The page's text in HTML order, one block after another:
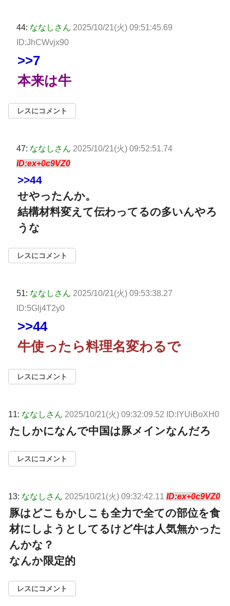
44: ななしさん 2025/10/21(火) 09:51:45.69
ID:JhCWvjx90
>>7
本来は牛
レスにコメント
47: ななしさん 2025/10/21(火) 09:52:51.74
ID:ex+0c9VZ0
>>44
せやったんか。
結構材料変えて伝わってるの多いんやろ
うな
レスにコメント
51: ななしさん 2025/10/21(火) 09:53:38.27
ID:5Glj4T2y0
>>44
牛使ったら料理名変わるで
レスにコメント
11: ななしさん 2025/10/21(火) 09:32:09.52 ID:IYUiBoXH0
たしかになんで中国は豚メインなんだろ
レスにコメント
13: ななしさん 2025/10/21(火) 09:32:42.11 ID:ex+0c9VZ0
豚はどこもかしこも全力で全ての部位を食
材にしようとしてるけど牛は人気無かった
んかな？
なんか限定的
レスにコメント